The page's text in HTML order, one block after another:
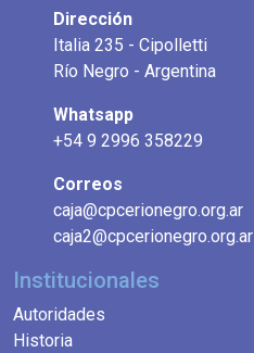
Dirección
Italia 235 - Cipolletti
Río Negro - Argentina
Whatsapp
+54 9 2996 358229
Correos
caja@cpcerionegro.org.ar
caja2@cpcerionegro.org.ar
Institucionales
Autoridades
Historia